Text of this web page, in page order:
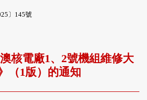
〕145號
核電廠1、2號機組維修大
（1版）的通知